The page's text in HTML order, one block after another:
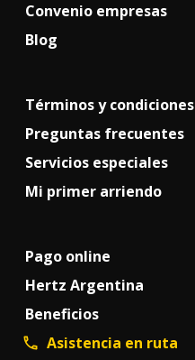
Convenio empresas
Blog
Términos y condiciones
Preguntas frecuentes
Servicios especiales
Mi primer arriendo
Pago online
Hertz Argentina
Beneficios
Asistencia en ruta